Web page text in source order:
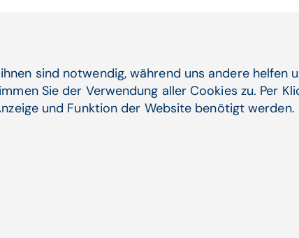
und Aufklärungsarbeit, die WHO unterstützt
Wiederbelebungs-Unterrichts in den Schulen."Ein
Thematik im Führerscheinkurs reicht dazu
Einzelprojekte von Gemeinde, Vereinen und auch
Um eine
sind notwendig, während uns andere helfen
Sie der Verwendung aller Cookies zu. Per
und Funktion der Website benötigt werden.